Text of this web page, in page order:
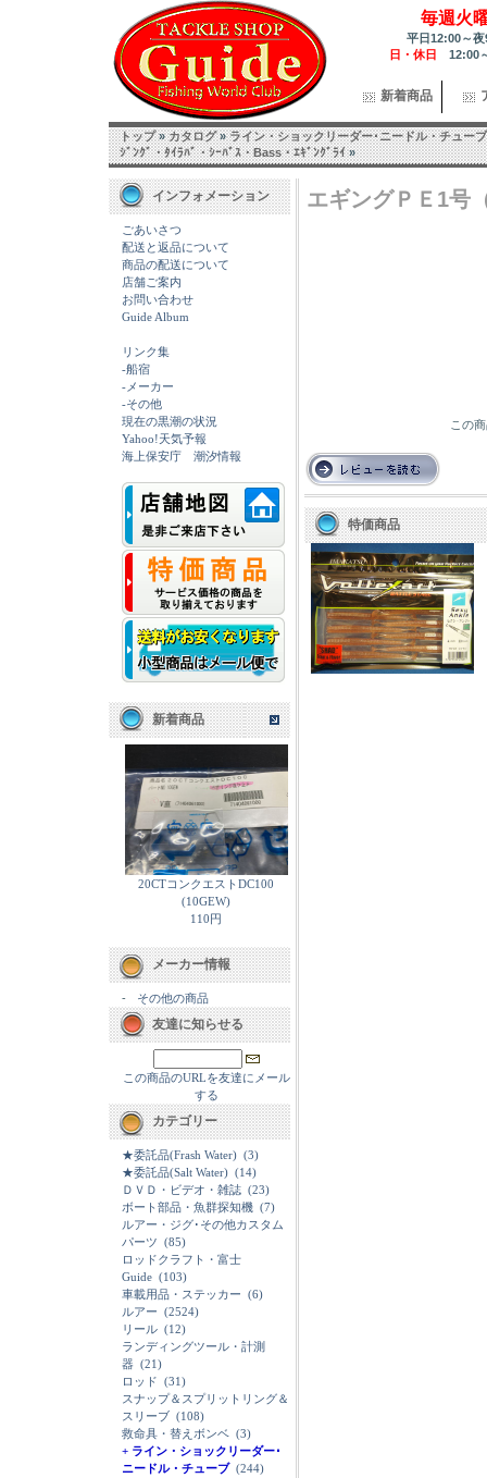
毎週火
平日12:00～
日・休日 12:00
新着商品
トップ»カタログ»ライン・ショックリーダー･ニードル・チューブ
ｼﾞﾝｸﾞ・ﾀｲﾗﾊﾞ・ｼｰﾊﾞｽ・Bass・ｴｷﾞﾝｸﾞﾗｲ»
インフォメーション
ごあいさつ
配送と返品について
商品の配送について
店舗ご案内
お問い合わせ
Guide Album
リンク集
-船宿
-メーカー
-その他
現在の黒潮の状況
Yahoo!天気予報
海上保安庁 潮汐情報
新着商品
20CTコンクエストDC100
(10GEW)
110円
メーカー情報
- その他の商品
友達に知らせる
この商品のURLを友達にメール
する
カテゴリー
★委託品(Frash Water) (3)
★委託品(Salt Water) (14)
ＤＶＤ・ビデオ・雑誌 (23)
ボート部品・魚群探知機 (7)
ルアー・ジグ･その他カスタム
パーツ (85)
ロッドクラフト・富士
Guide (103)
車載用品・ステッカー (6)
ルアー (2524)
リール (12)
ランディングツール・計測
器 (21)
ロッド (31)
スナップ＆スプリットリング＆
スリーブ (108)
救命具・替えボンベ (3)
+ ライン・ショックリーダー･
ニードル・チューブ(244)
エギングＰＥ1号
この
特価商品